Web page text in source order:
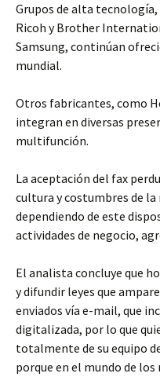
Grupos de alta
Ricoh y Brother
Samsung, continúan
mundial.
Otros fabricantes, como
integran en diversas
multifunción.
La aceptación del fax
cultura y costumbres de la
dependiendo de este
actividades de negocio,
El analista concluye que
y difundir leyes que
enviados vía e-mail, que
digitalizada, por lo que
totalmente de su equipo
porque en el mundo de los